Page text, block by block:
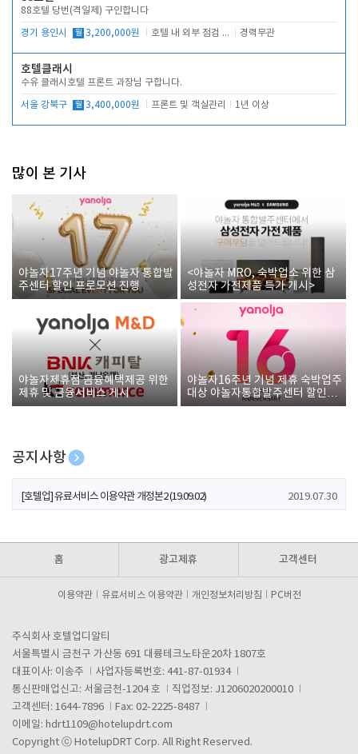
88호텔 당번(격일제) 구인합니다
경기 용인시 월 3,200,000원 호텔 내 외부 점검 및 프런트 운영 경력무관
호텔클래시
수유 클래시호텔 프론트 과장님 구합니다.
서울 강북구 월 3,400,000원 프론트 및 객실관리 1년 이상
많이 본 기사
야놀자17주년 기념 야놀자 통합발
주센터 할인 프로모션 진행
<야놀자 MRO, 숙박업소 위한 삼
성전자 가전제품 특가 개시>
야놀자제휴점 금융혜택제공 위한
제휴 및 금융서비스 게시
야놀자16주년 기념 제휴 숙박업주
대상 야놀자통합발주센터 할인쿠
폰 증정
공지사항
[호텔업] 개인정보 처리방침 개정본1 (19.09.02)
[호텔업] 유료서비스 이용약관 개정본2 (19.09.02) 2019.07.30
홈 광고제휴 고객센터
이용약관 유료서비스 이용약관 개인정보처리방침 PC버전
주식회사 호텔업디알티
서울특별시 금천구 가산동 691 대륭테크노타운20차 1807호
대표이사: 이송주
사업자등록번호: 441-87-01934
통신판매업신고: 서울금천-1204 호
직업정보: J1206020200010
고객센터: 1644-7896
Fax: 02-2225-8487
이메일: hdrt1109@hotelupdrt.com
Copyright ⓒ HotelupDRT Corp. All Right Reserved.